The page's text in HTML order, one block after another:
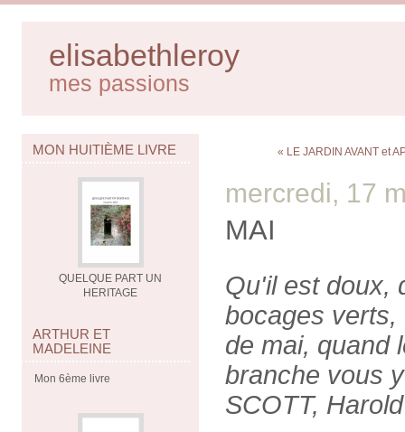
elisabethleroy
mes passions
MON HUITIÈME LIVRE
QUELQUE PART UN
HERITAGE
ARTHUR ET
MADELEINE
Mon 6ème livre
« LE JARDIN AVANT et
mercredi, 17
MAI
Qu'il est doux,
bocages verts,
de mai, quand
branche vous
SCOTT,